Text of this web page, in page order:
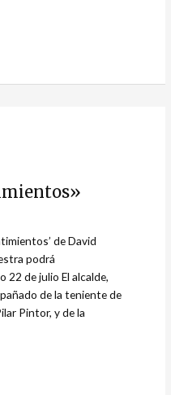
de David
podrá
22 de julio El alcalde,
de la teniente de
Pintor, y de la